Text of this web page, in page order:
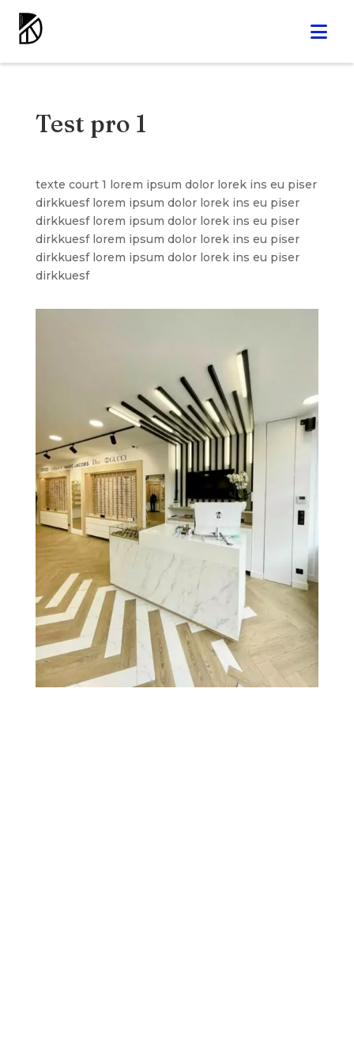
Test pro 1
texte court 1 lorem ipsum dolor lorek ins eu piser
dirkkuesf lorem ipsum dolor lorek ins eu piser
dirkkuesf lorem ipsum dolor lorek ins eu piser
dirkkuesf lorem ipsum dolor lorek ins eu piser
dirkkuesf lorem ipsum dolor lorek ins eu piser
dirkkuesf